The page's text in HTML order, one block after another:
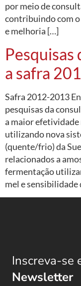
por meio de
contribuindo com
e melhoria […]
a safra
Safra 2012-2013
pesquisas da
a maior
utilizando nova
(quente/frio) da
relacionados a
fermentação
mel e sensibilidade
Inscreva-se
Newsletter